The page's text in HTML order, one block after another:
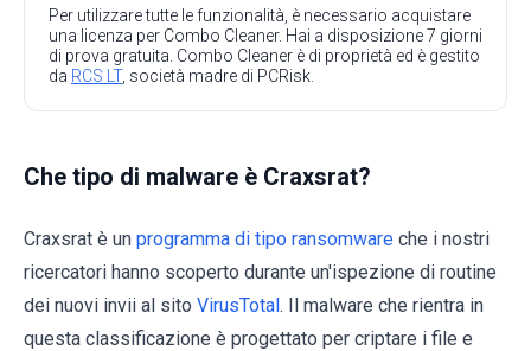
Per utilizzare tutte le funzionalità, è necessario acquistare
una licenza per Combo Cleaner. Hai a disposizione 7 giorni
di prova gratuita. Combo Cleaner è di proprietà ed è gestito
da RCS LT, società madre di PCRisk.
Che tipo di malware è Craxsrat?
Craxsrat è un programma di tipo ransomware che i nostri
ricercatori hanno scoperto durante un'ispezione di routine
dei nuovi invii al sito VirusTotal. Il malware che rientra in
questa classificazione è progettato per criptare i file e